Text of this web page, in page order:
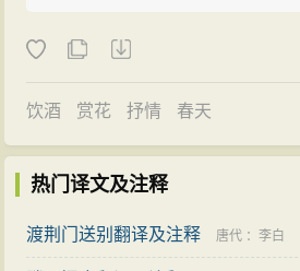
饮酒 赏花 抒情 春天
热门译文及注释
渡荆门送别翻译及注释 唐代 ：李白